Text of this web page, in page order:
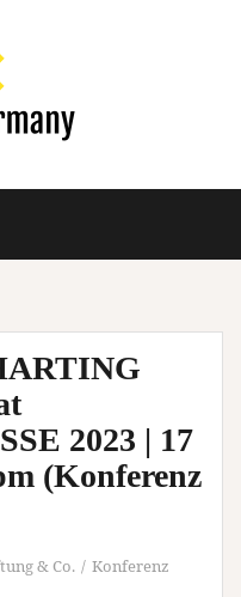
2023 | 17
(Konferenz
& Co. Konferenz